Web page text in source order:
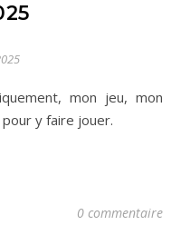
y faire jouer.
0 commentaire